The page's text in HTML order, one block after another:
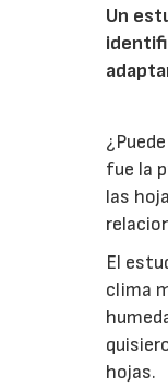
Un
fue la
las
El
clima
hojas.